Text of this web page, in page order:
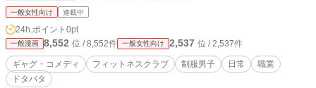
一般女性向け 連載中
24h.ポイント 0pt
一般漫画 8,552 位 / 8,552件 一般女性向け 2,537 位 / 2,537件
ギャグ・コメディ フィットネスクラブ 制服男子 日常
職業
ドタバタ